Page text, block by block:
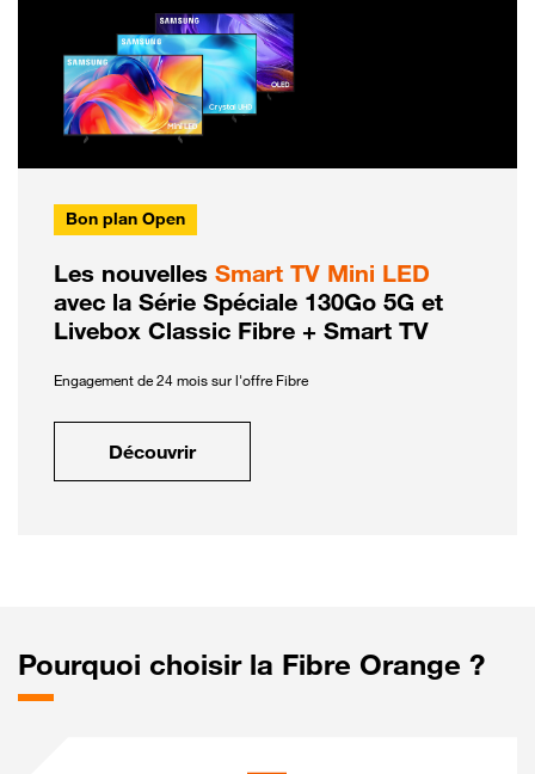
Bon plan Open
Les nouvelles Smart TV Mini LED
avec la Série Spéciale 130Go 5G et
Livebox Classic Fibre + Smart TV
Engagement de 24 mois sur l'offre Fibre
Découvrir
Pourquoi choisir la Fibre Orange ?